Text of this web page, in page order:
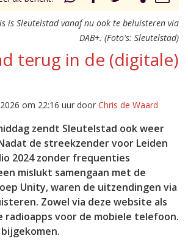
is Sleutelstad vanaf nu ook te beluisteren via
DAB+. (Foto's: Sleutelstad)
terug in de (digitale)
om 22:16 uur door Chris de Waard
zendt Sleutelstad ook weer
de streekzender voor Leiden
2024 zonder frequenties
mislukt samengaan met de
Unity, waren de uitzendingen via
Zowel via deze website als
radioapps voor de mobiele telefoon.
bijgekomen.